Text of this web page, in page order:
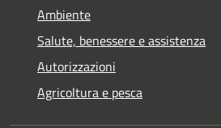
Ambiente
Salute, benessere e assistenza
Autorizzazioni
Agricoltura e pesca